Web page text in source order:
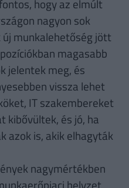
hogy az elmúlt
nagyon sok
munkalehetőség jött
magasabb
jelentek meg, és
vissza lehet
IT szakembereket
kibővültek, és jó, ha
azok is, akik elhagyták
nagymértékben